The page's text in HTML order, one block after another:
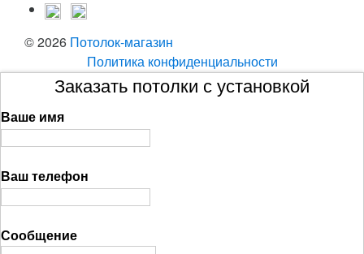
© 2026 Потолок-магазин
Политика конфиденциальности
Заказать потолки с установкой
Ваше имя
Ваш телефон
Сообщение